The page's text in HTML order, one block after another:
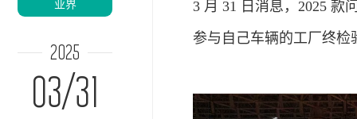
业界
2025
03/31
3 月 31 日消息，2025 款
参与自己车辆的工厂终检